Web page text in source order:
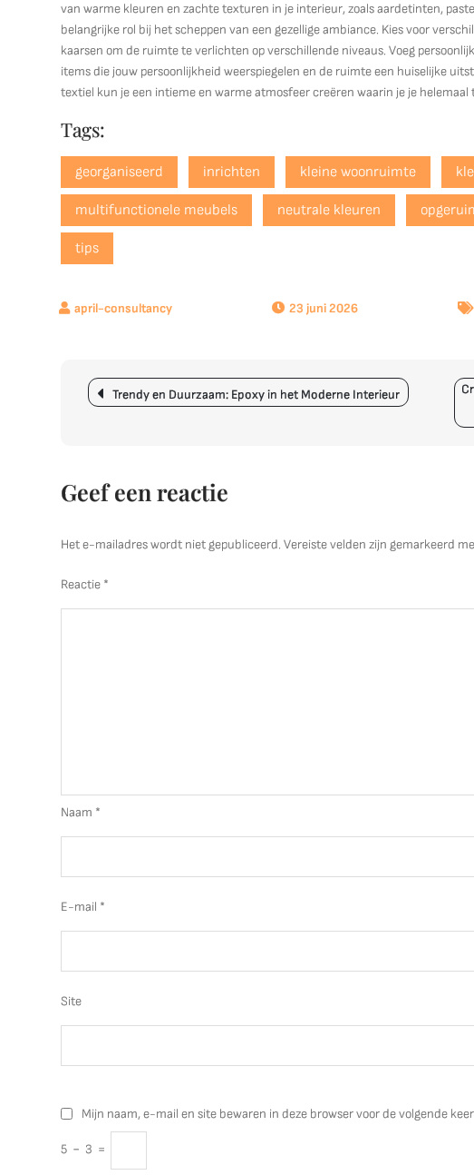
van warme kleuren en zachte texturen in je interieur, zoals aardetinten,
belangrijke rol bij het scheppen van een gezellige ambiance. Kies voor
kaarsen om de ruimte te verlichten op verschillende niveaus. Voeg
items die jouw persoonlijkheid weerspiegelen en de ruimte een huiselijke
textiel kun je een intieme en warme atmosfeer creëren waarin je je helemaal
Tags:
georganiseerd inrichten kleine woonruimte
multifunctionele meubels neutrale kleuren
tips
23 juni 2026
Berichtnavigatie
Trendy en Duurzaam: Epoxy in het Moderne Interieur
Geef een reactie
Het e-mailadres wordt niet gepubliceerd. Vereiste velden zijn gemarkeerd
Reactie *
Naam *
E-mail *
Site
Mijn naam, e-mail en site bewaren in deze browser voor de volgende
5 − 3 =